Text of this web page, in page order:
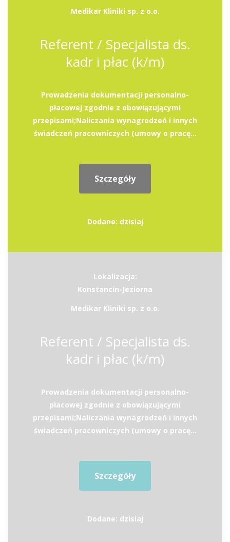
Medikar Kliniki sp. z o.o.
Referent / Specjalista ds.
kadr i płac (k/m)
Prowadzenia dokumentacji personalno-
płacowej zgodnie z obowiązującymi
przepisami;Naliczania wynagrodzeń i innych
świadczeń pracowniczych (umowy o pracę...
Szczegóły
Dodane: dzisiaj
Lokalizacja:
Konstancin-Jeziorna
Medikar Kliniki sp. z o.o.
Referent / Specjalista ds.
kadr i płac (k/m)
Prowadzenia dokumentacji personalno-
płacowej zgodnie z obowiązującymi
przepisami;Naliczania wynagrodzeń i innych
świadczeń pracowniczych (umowy o pracę...
Szczegóły
Dodane: dzisiaj